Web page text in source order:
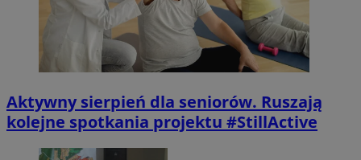
Aktywny sierpień dla seniorów. Ruszają
kolejne spotkania projektu #StillActive